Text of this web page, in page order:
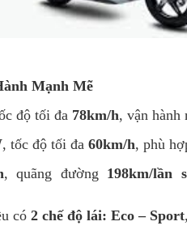
Mạnh Mẽ
độ tối đa 78km/h, vận hành
, tốc độ tối đa 60km/h, phù
, quãng đường 198km/lần
có 2 chế độ lái: Eco – Sport